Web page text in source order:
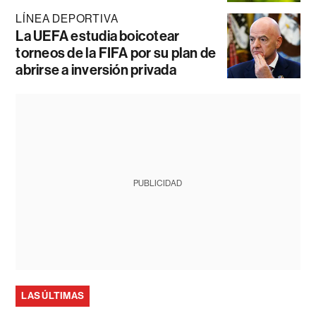
LÍNEA DEPORTIVA
La UEFA estudia boicotear
torneos de la FIFA por su plan de
abrirse a inversión privada
PUBLICIDAD
LAS ÚLTIMAS